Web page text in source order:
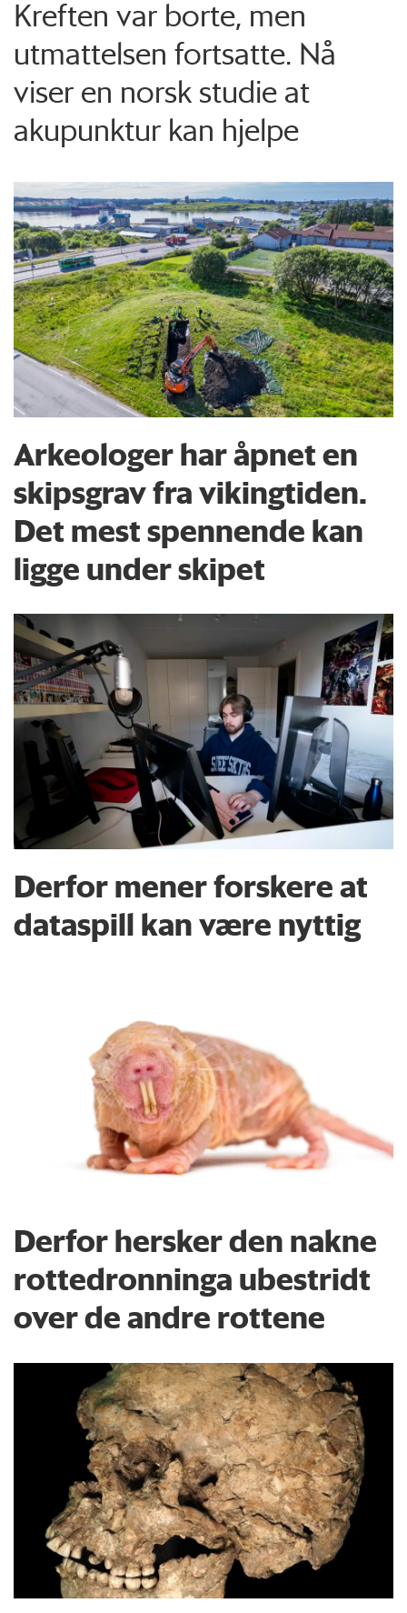
Kreften var borte, men
utmattelsen fortsatte. Nå
viser en norsk studie at
akupunktur kan hjelpe
Arkeologer har åpnet en
skipsgrav fra vikingtiden.
Det mest spennende kan
ligge under skipet
Derfor mener forskere at
dataspill kan være nyttig
Derfor hersker den nakne
rottedronninga ubestridt
over de andre rottene